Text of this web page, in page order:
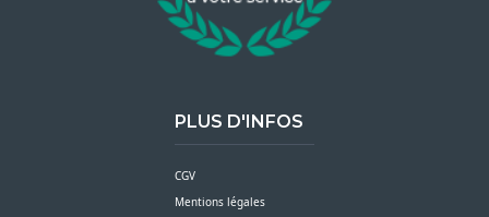
PLUS D'INFOS
CGV
Mentions légales